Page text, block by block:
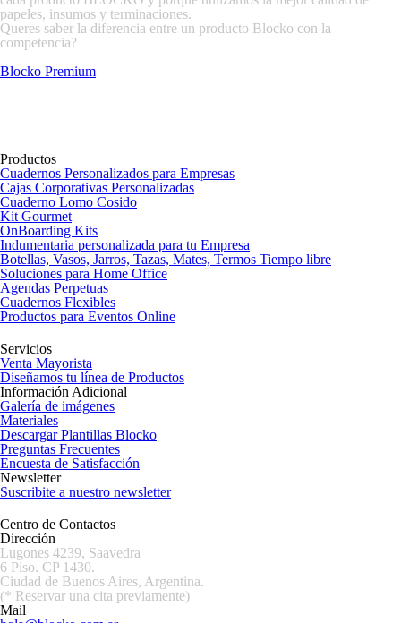
papeles, insumos y terminaciones.
Queres saber la diferencia entre un producto Blocko con la
competencia?
Blocko Premium
Productos
Cuadernos Personalizados para Empresas
Cajas Corporativas Personalizadas
Cuaderno Lomo Cosido
Kit Gourmet
OnBoarding Kits
Indumentaria personalizada para tu Empresa
Botellas, Vasos, Jarros, Tazas, Mates, Termos Tiempo libre
Soluciones para Home Office
Agendas Perpetuas
Cuadernos Flexibles
Productos para Eventos Online
Servicios
Venta Mayorista
Diseñamos tu línea de Productos
Información Adicional
Galería de imágenes
Materiales
Descargar Plantillas Blocko
Preguntas Frecuentes
Encuesta de Satisfacción
Newsletter
Suscribite a nuestro newsletter
Centro de Contactos
Dirección
Lugones 4239, Saavedra
6 Piso. CP 1430.
Ciudad de Buenos Aires, Argentina.
(* Reservar una cita previamente)
Mail